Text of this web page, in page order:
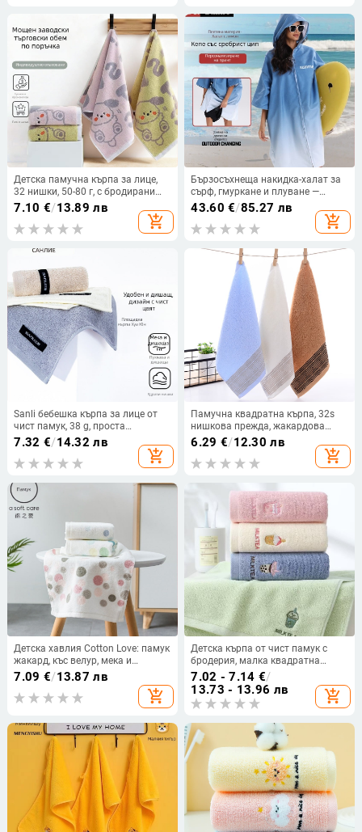
Детска памучна кърпа за лице,
32 нишки, 50-80 г, с бродирани
детайли и права тъкан, дизайн с
7.10 €/13.89 лв
add_shopping_cart
Бързосъхнеща накидка-халат за
сърф, гмуркане и плуване —
унисекс за възрастни,
попивателна кърпа за пътуване,
мека плажна кърпа
43.60 €/85.27 лв
add_shopping_cart
Sanli бебешка кърпа за лице от
чист памук, 38 g, проста
преплитка
7.32 €/14.32 лв
add_shopping_cart
Памучна квадратна кърпа, 32s
нишкова прежда, жакардова
тъкан, абсорбция 0-5 сек,
възможност за печат на лого
6.29 €/12.30 лв
add_shopping_cart
Детска хавлия Cotton Love: памук
жакард, къс велур, мека и
попивна; 32 нишки, тегло 50–80 г
7.09 €/13.87 лв
add_shopping_cart
Детска кърпа от чист памук с
бродерия, малка квадратна
кърпа за лице, бебешки дизайн с
карикатурен мотив
7.02 - 7.14 €/
13.73 - 13.96 лв
add_shopping_cart